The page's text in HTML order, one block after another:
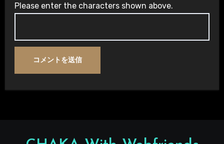
Please enter the characters shown above.